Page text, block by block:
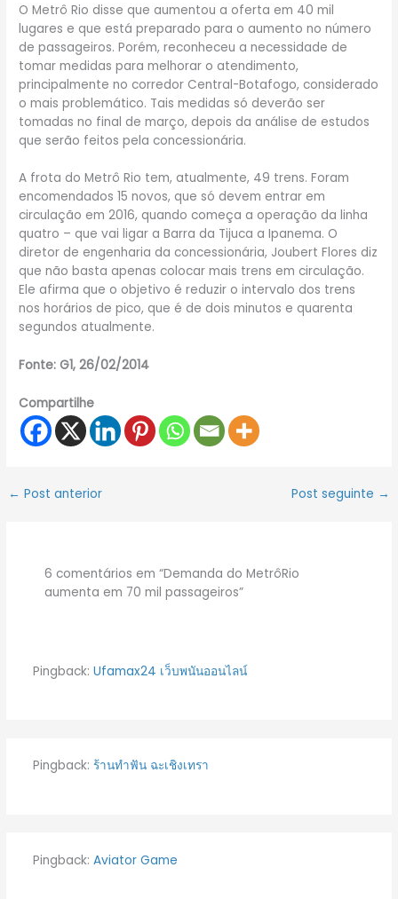
O Metrô Rio disse que aumentou a oferta em 40 mil
lugares e que está preparado para o aumento no número
de passageiros. Porém, reconheceu a necessidade de
tomar medidas para melhorar o atendimento,
principalmente no corredor Central-Botafogo, considerado
o mais problemático. Tais medidas só deverão ser
tomadas no final de março, depois da análise de estudos
que serão feitos pela concessionária.
A frota do Metrô Rio tem, atualmente, 49 trens. Foram
encomendados 15 novos, que só devem entrar em
circulação em 2016, quando começa a operação da linha
quatro – que vai ligar a Barra da Tijuca a Ipanema. O
diretor de engenharia da concessionária, Joubert Flores diz
que não basta apenas colocar mais trens em circulação.
Ele afirma que o objetivo é reduzir o intervalo dos trens
nos horários de pico, que é de dois minutos e quarenta
segundos atualmente.
Fonte: G1, 26/02/2014
Compartilhe
← Post anterior Post seguinte →
6 comentários em “Demanda do MetrôRio
aumenta em 70 mil passageiros”
Pingback: Ufamax24 เว็บพนันออนไลน์
Pingback: ร้านทําฟัน ฉะเชิงเทรา
Pingback: Aviator Game